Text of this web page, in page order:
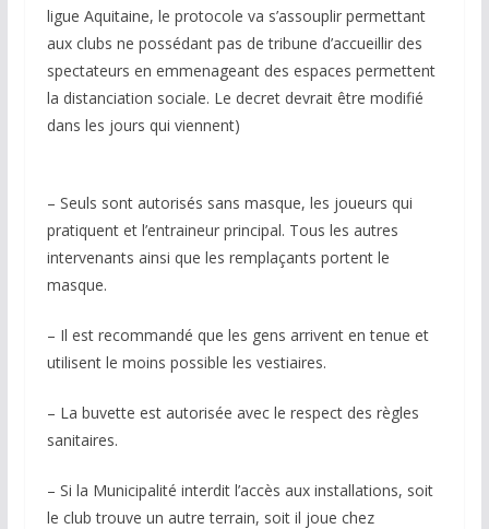
ligue Aquitaine, le protocole va s’assouplir permettant
aux clubs ne possédant pas de tribune d’accueillir des
spectateurs en emmenageant des espaces permettent
la distanciation sociale. Le decret devrait être modifié
dans les jours qui viennent)
– Seuls sont autorisés sans masque, les joueurs qui
pratiquent et l’entraineur principal. Tous les autres
intervenants ainsi que les remplaçants portent le
masque.
– Il est recommandé que les gens arrivent en tenue et
utilisent le moins possible les vestiaires.
– La buvette est autorisée avec le respect des règles
sanitaires.
– Si la Municipalité interdit l’accès aux installations, soit
le club trouve un autre terrain, soit il joue chez